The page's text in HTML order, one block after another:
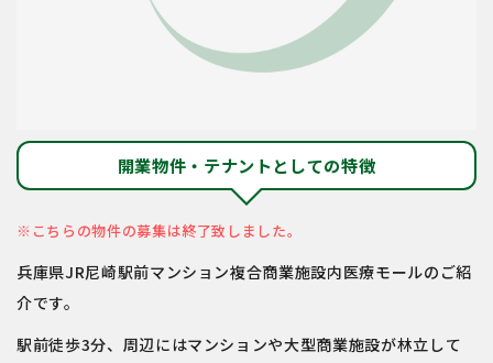
開業物件・テナントとしての特徴
※こちらの物件の募集は終了致しました。
兵庫県JR尼崎駅前マンション複合商業施設内医療モールのご紹
介です。
駅前徒歩3分、周辺にはマンションや大型商業施設が林立して